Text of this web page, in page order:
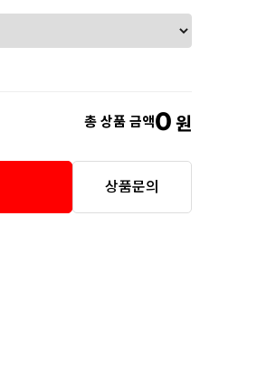
총 상품 금액0 원
상품문의